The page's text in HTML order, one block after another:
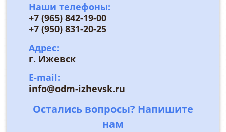
Наши телефоны:
+7 (965) 842-19-00
+7 (950) 831-20-25
Адрес:
г. Ижевск
E-mail:
info@odm-izhevsk.ru
Остались вопросы? Напишите
нам